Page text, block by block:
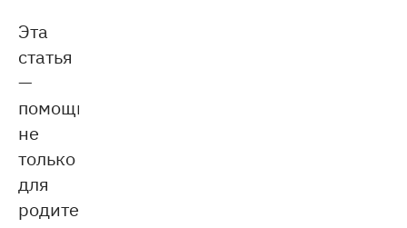
Эта
статья
—
помощник
не
только
для
родителей,